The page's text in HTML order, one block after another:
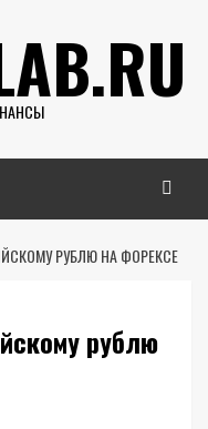
РУБЛЮ НА ФОРЕКСЕ
рублю